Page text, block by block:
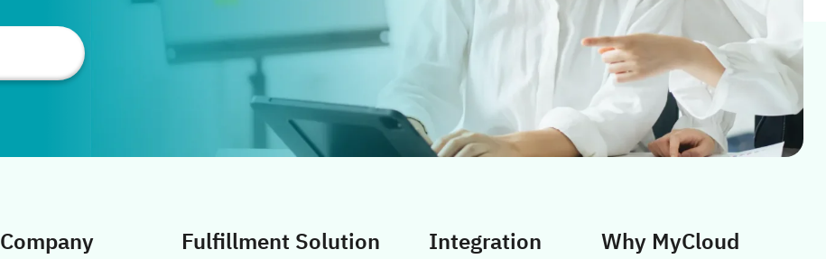
ซัพพลายเชนที่เป็นประโยชน์ และมีเครือข่าย และพาร์
ทเนอร์ที่แข็งแกร่งทั้งในไทย […]
Company Fulfillment Solution Integration Why MyCloud